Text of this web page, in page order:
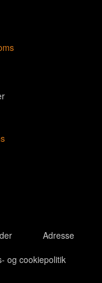
Adresse
og cookiepolitik